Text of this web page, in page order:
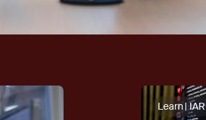
Learn | IAR